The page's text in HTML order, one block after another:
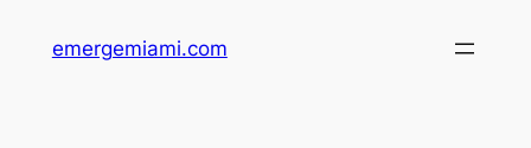
emergemiami.com